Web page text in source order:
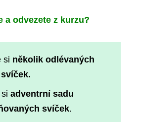
a odvezete z kurzu?
si několik odlévaných
siadventrní sadu
svíček.